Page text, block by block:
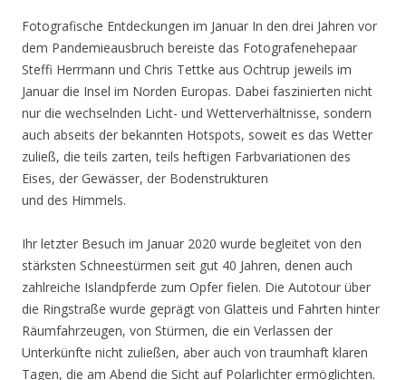
Fotografische Entdeckungen im Januar In den drei Jahren vor
dem Pandemieausbruch bereiste das Fotografenehepaar
Steffi Herrmann und Chris Tettke aus Ochtrup jeweils im
Januar die Insel im Norden Europas. Dabei faszinierten nicht
nur die wechselnden Licht- und Wetterverhältnisse, sondern
auch abseits der bekannten Hotspots, soweit es das Wetter
zuließ, die teils zarten, teils heftigen Farbvariationen des
Eises, der Gewässer, der Bodenstrukturen
und des Himmels.
Ihr letzter Besuch im Januar 2020 wurde begleitet von den
stärksten Schneestürmen seit gut 40 Jahren, denen auch
zahlreiche Islandpferde zum Opfer fielen. Die Autotour über
die Ringstraße wurde geprägt von Glatteis und Fahrten hinter
Räumfahrzeugen, von Stürmen, die ein Verlassen der
Unterkünfte nicht zuließen, aber auch von traumhaft klaren
Tagen, die am Abend die Sicht auf Polarlichter ermöglichten.